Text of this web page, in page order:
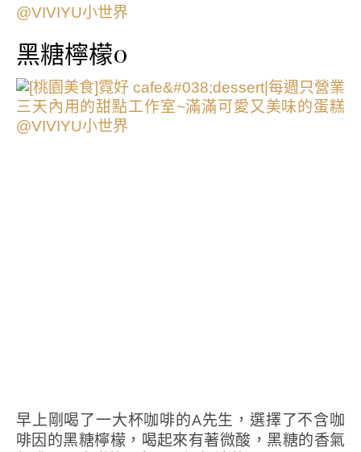
黑糖檸檬0
早上剛喝了一大杯咖啡的A先生，選擇了不含咖
啡因的黑糖檸檬，喝起來有著微酸，黑糖的香氣